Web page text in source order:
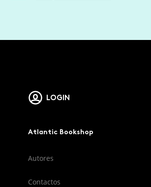
LOGIN
Atlantic Bookshop
Autores
Contactos